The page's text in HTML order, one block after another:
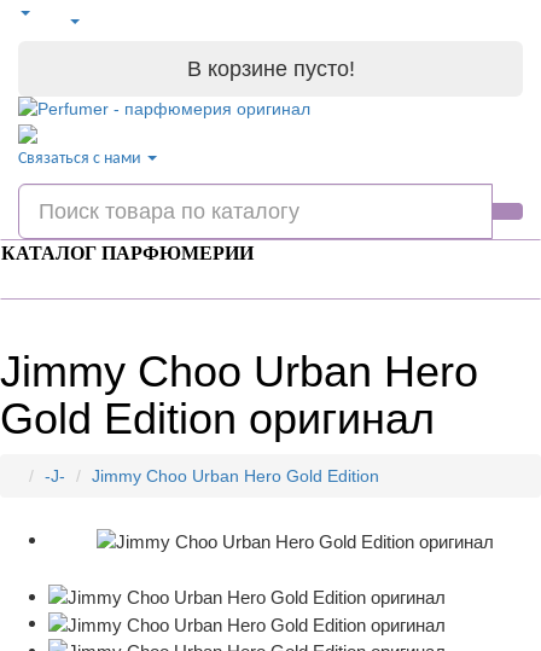
В корзине пусто!
Связаться с нами
КАТАЛОГ ПАРФЮМЕРИИ
Jimmy Choo Urban Hero
Gold Edition оригинал
-J- Jimmy Choo Urban Hero Gold Edition